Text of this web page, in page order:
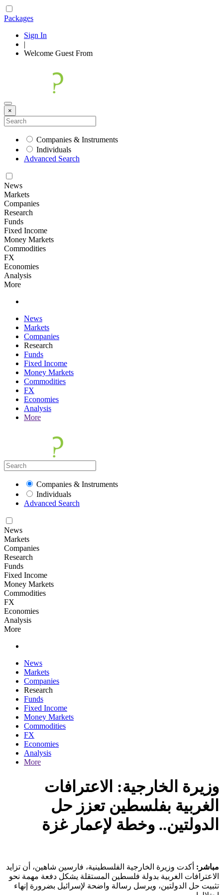
Packages
Sign In
|
Welcome Guest From
×
Companies & Instruments
Individuals
Advanced Search
News
Markets
Companies
Research
Funds
Fixed Income
Money Markets
Commodities
FX
Economies
Analysis
More
News
Markets
Companies
Research
Funds
Fixed Income
Money Markets
Commodities
FX
Economies
Analysis
More
Companies & Instruments
Individuals
Advanced Search
News
Markets
Companies
Research
Funds
Fixed Income
Money Markets
Commodities
FX
Economies
Analysis
More
News
Markets
Companies
Research
Funds
Fixed Income
Money Markets
Commodities
FX
Economies
Analysis
More
وزيرة الخارجية: الاعترافات
الغربية بفلسطين تعزز حل
الدولتين.. وخطة لإعمار غزة
مباشر: أكدت وزيرة الخارجية الفلسطينية، فارسين شاهين، أن تزايد
الاعترافات الغربية بدولة فلسطين المستقلة يشكل دفعة مهمة نحو
تثبيت حل الدولتين، ويرسل رسالة واضحة لإسرائيل بضرورة إنهاء